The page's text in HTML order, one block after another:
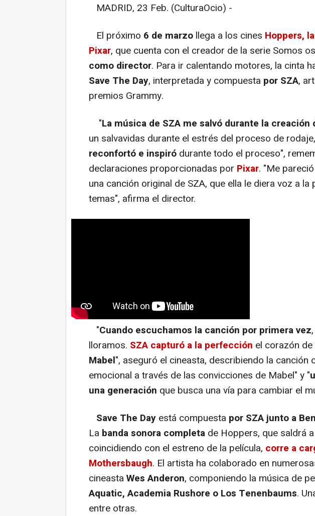
MADRID, 23 Feb. (CulturaOcio) -
El próximo 6 de marzo llega a los cines Hoppers,
Pixar, que cuenta con el creador de la serie Somos
como director. Para ir calentando motores, la cinta
Save The Day, interpretada y compuesta por SZA,
premios Grammy.
"La música de SZA me salvó durante la
un salvavidas durante el estrés del proceso de rodaje,
reconfortó e inspiró durante todo el proceso",
declaraciones proporcionadas por Pixar. "Me
una canción original de SZA, que ella le diera voz a la
temas", afirma el director.
"Cuando escuchamos la canción por primera vez
lloramos. SZA capturó a la perfección el corazón
Mabel", aseguró el cineasta, describiendo la canción
emocional a través de las convicciones de Mabel" y "
una generación que busca una vía para cambiar el
Save The Day está compuesta por SZA junto a
La banda sonora completa de Hoppers, que saldrá
coincidiendo con el estreno de la película, corre a
Mothersbaugh. El artista ha colaborado en
cineasta Wes Anderon, componiendo la música de
Aquatic, Academia Rushore o Los Tenenbaums.
entre otras.